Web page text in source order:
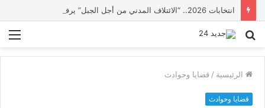
بحث
الرئيسية / قضايا وحوادث
قضايا وحوادث